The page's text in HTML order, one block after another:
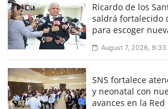
Ricardo de los
saldrá fortalecido
para escoger
August 7, 2026, 9:33
SNS fortalece
y neonatal con
avances en la